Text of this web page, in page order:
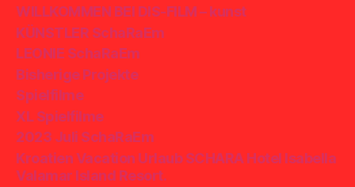
WILLKOMMEN BEI DIS-FILM – kunst
KÜNSTLER SchaRaEm
LEONIE SchaRaEm
Bisherige Projekte
Spielfilme
XL Spielfilme
2023 Juli SchaRaEm
Kroatien Vacation Urlaub SCHARA Hotel Isabella
Valamar Island Resort.